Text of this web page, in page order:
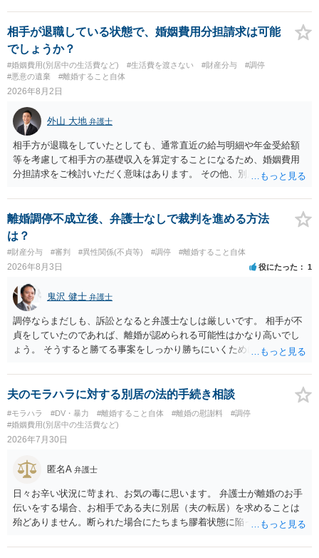
情によって対応が違いますので、法テラスへお尋ねいただいた方が確
実です。
相手が退職している状態で、婚姻費用分担請求は可能
でしょうか？
#婚姻費用(別居中の生活費など) #生活費を渡さない #財産分与
#調停
#悪意の遺棄
#離婚すること自体
2026年8月2日
外山 大地 弁護士
相手方が退職をしていたとしても、通常直近の給与明細や年金受給額
等を考慮して相手方の基礎収入を算定することになるため、婚姻費用
分担請求をご検討いただく意味はあります。 その他、別居の経緯、質
て、ご検討いただくのが良いかと思います。
離婚調停不成立後、弁護士なしで裁判を進める方法
は？
#財産分与 #審判 #異性関係(不貞等) #調停 #離婚すること自体
2026年8月3日 役にたった 1
鬼沢 健士 弁護士
調停ならまだしも、訴訟となると弁護士なしは厳しいです。 相手が不
貞をしていたのであれば、離婚が認められる可能性はかなり高いでし
ょう。 そうすると勝てる事案をしっかり勝ちにいくためにも弁護士委
夫のモラハラに対する別居の法的手続き相談
#モラハラ #DV・暴力 #離婚すること自体 #離婚の慰謝料
#調停
#婚姻費用(別居中の生活費など)
2026年7月30日
匿名A 弁護士
日々お辛い状況に苛まれ、お気の毒に思います。 弁護士が離婚のお手
伝いをする場合、お相手である夫に別居（夫の転居）を求めることは
殆どありません。断られた場合にたちまち膠着状態に陥ってしまうの
高いためです。 実務的には、ご相談者さまが転居する形で離婚協議等